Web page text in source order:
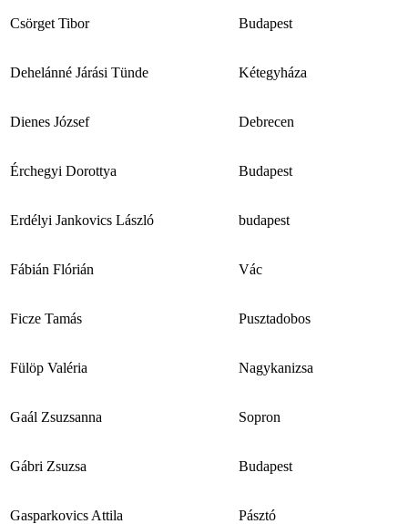
Csörget Tibor Budapest
Dehelánné Járási Tünde Kétegyháza
Dienes József Debrecen
Érchegyi Dorottya Budapest
Erdélyi Jankovics László budapest
Fábián Flórián Vác
Ficze Tamás Pusztadobos
Fülöp Valéria Nagykanizsa
Gaál Zsuzsanna Sopron
Gábri Zsuzsa Budapest
Gasparkovics Attila Pásztó